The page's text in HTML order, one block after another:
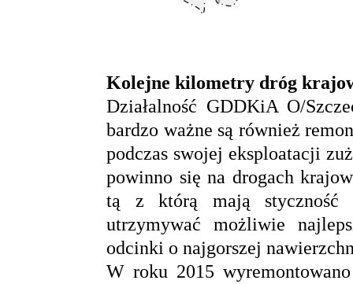
Kolejne kilometry dróg
Działalność GDDKiA O/
bardzo ważne są również
podczas swojej eksploatacji
powinno się na drogach
tą z którą mają styczność
utrzymywać możliwie
odcinki o najgorszej
W roku 2015